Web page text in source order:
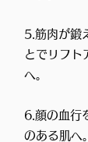
5.筋肉が鍛
とでリフト
へ。
6.顔の血行
のある肌へ。